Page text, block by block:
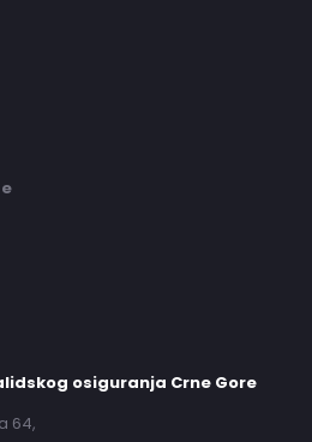
osiguranja Crne Gore
64,